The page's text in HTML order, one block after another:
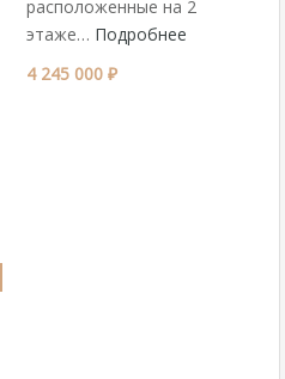
расположенные на 2
этаже… Подробнее
4 245 000 ₽